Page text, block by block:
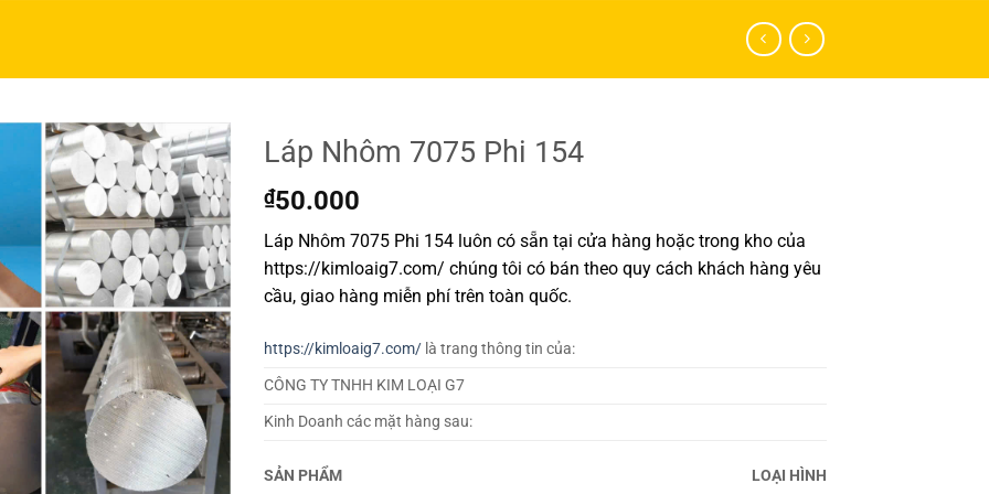
Láp Nhôm 7075 Phi 154
₫50.000
Láp Nhôm 7075 Phi 154 luôn có sẵn tại cửa hàng hoặc trong kho của
https://kimloaig7.com/ chúng tôi có bán theo quy cách khách hàng yêu
cầu, giao hàng miễn phí trên toàn quốc.
https://kimloaig7.com/ là trang thông tin của:
CÔNG TY TNHH KIM LOẠI G7
Kinh Doanh các mặt hàng sau:
SẢN PHẨM LOẠI HÌNH